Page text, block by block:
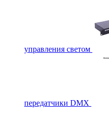
управления светом
передатчики DMX